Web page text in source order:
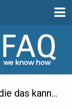
das kann...